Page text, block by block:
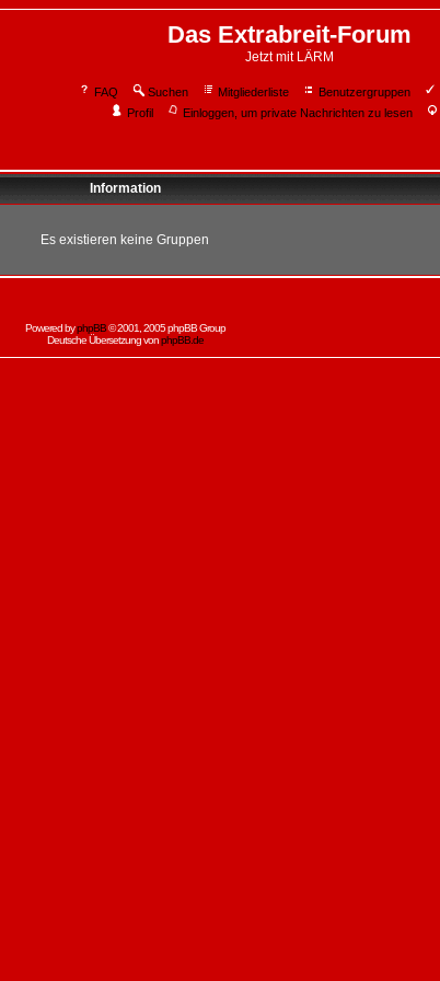
Das Extrabreit-Forum
Jetzt mit LÄRM
FAQ Suchen Mitgliederliste Benutzergruppen
Profil
Einloggen, um private Nachrichten zu lesen
Information
Es existieren keine Gruppen
Powered byphpBB© 2001, 2005 phpBB Group
Deutsche Übersetzung vonphpBB.de